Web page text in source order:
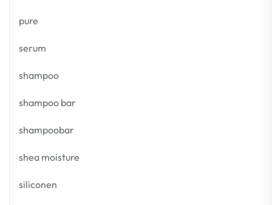
pure
serum
shampoo
shampoo bar
shampoobar
shea moisture
siliconen